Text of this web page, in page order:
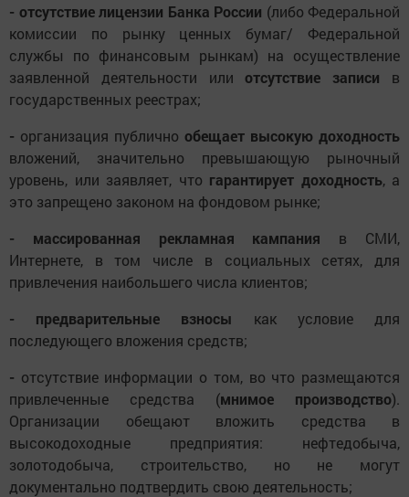
- отсутствие лицензии Банка России (либо Федеральной
комиссии по рынку ценных бумаг/ Федеральной
службы по финансовым рынкам) на осуществление
заявленной деятельности илиотсутствие записи в
государственных реестрах;
- организация публично обещает высокую доходность
вложений, значительно превышающую рыночный
уровень, или заявляет, что гарантирует доходность, а
это запрещено законом на фондовом рынке;
-
массированная рекламная кампания в СМИ,
Интернете, в том числе в социальных сетях, для
привлечения наибольшего числа клиентов;
-
предварительные взносы как условие для
последующего вложения средств;
- отсутствие информации о том, во что размещаются
привлеченные средства (мнимое производство).
Организации обещают вложить средства в
высокодоходные предприятия: нефтедобыча,
золотодобыча, строительство, но не могут
документально подтвердить свою деятельность;